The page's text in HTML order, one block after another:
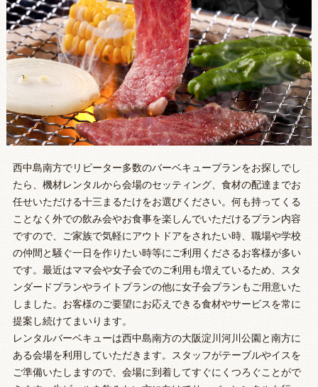
西中島南方でリピーター多数のバーベキュープランをお探しでし
たら、機材レンタルから会場のセッティング、食材の配達までお
任せいただける十三まるたけをお選びください。何も持ってくる
ことなく外での飲み会やお食事を楽しんでいただけるプラン内容
ですので、ご家族で気軽にアウトドアをされたい時、職場や学校
の仲間と騒ぐ一日を作りたい時等にご利用くださるお客様が多い
です。最近はママ会や女子会でのご利用も増えているため、スタ
ンダードプランやライトプランの他に女子会プランもご用意いた
しました。お客様のご要望にお応えできる食材やサービスを常に
提案し続けてまいります。
レンタルバーベキューは西中島南方の大阪淀川河川公園と南方に
ある会場を利用していただきます。スタッフがテーブルやイスを
ご準備いたしますので、会場に到着してすぐにくつろぐことがで